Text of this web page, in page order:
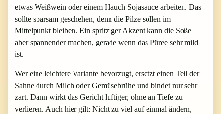
etwas Weißwein oder einem Hauch Sojasauce arbeiten. Das
sollte sparsam geschehen, denn die Pilze sollen im
Mittelpunkt bleiben. Ein spritziger Akzent kann die Soße
aber spannender machen, gerade wenn das Püree sehr mild
ist.
Wer eine leichtere Variante bevorzugt, ersetzt einen Teil der
Sahne durch Milch oder Gemüsebrühe und bindet nur sehr
zart. Dann wirkt das Gericht luftiger, ohne an Tiefe zu
verlieren. Auch hier gilt: Nicht zu viel auf einmal ändern,